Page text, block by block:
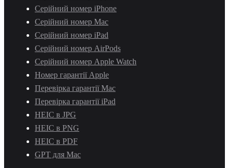
Серійний номер iPhone
Серійний номер Mac
Серійний номер iPad
Серійний номер AirPods
Серійний номер Apple Watch
Номер гарантії Apple
Перевірка гарантії Mac
Перевірка гарантії iPad
HEIC в JPG
HEIC в PNG
HEIC в PDF
GPT для Mac